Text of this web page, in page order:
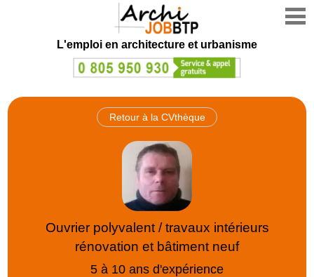
L'emploi en architecture et urbanisme
Retour à la CVthèque
Ouvrier polyvalent / travaux intérieurs
rénovation et bâtiment neuf
5 à 10 ans d'expérience